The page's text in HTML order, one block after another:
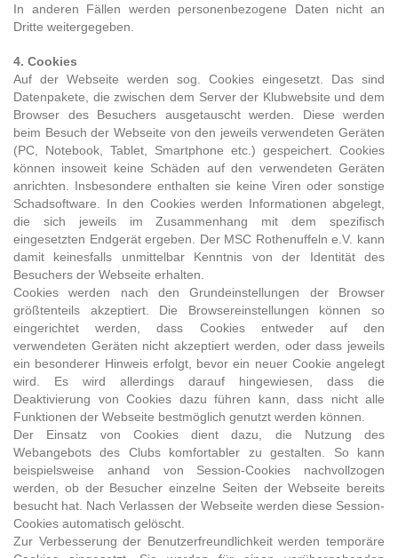
In anderen Fällen werden personenbezogene Daten nicht an
Dritte weitergegeben.
4. Cookies
Auf der Webseite werden sog. Cookies eingesetzt. Das sind
Datenpakete, die zwischen dem Server der Klubwebsite und dem
Browser des Besuchers ausgetauscht werden. Diese werden
beim Besuch der Webseite von den jeweils verwendeten Geräten
(PC, Notebook, Tablet, Smartphone etc.) gespeichert. Cookies
können insoweit keine Schäden auf den verwendeten Geräten
anrichten. Insbesondere enthalten sie keine Viren oder sonstige
Schadsoftware. In den Cookies werden Informationen abgelegt,
die sich jeweils im Zusammenhang mit dem spezifisch
eingesetzten Endgerät ergeben. Der MSC Rothenuffeln e.V. kann
damit keinesfalls unmittelbar Kenntnis von der Identität des
Besuchers der Webseite erhalten.
Cookies werden nach den Grundeinstellungen der Browser
größtenteils akzeptiert. Die Browsereinstellungen können so
eingerichtet werden, dass Cookies entweder auf den
verwendeten Geräten nicht akzeptiert werden, oder dass jeweils
ein besonderer Hinweis erfolgt, bevor ein neuer Cookie angelegt
wird. Es wird allerdings darauf hingewiesen, dass die
Deaktivierung von Cookies dazu führen kann, dass nicht alle
Funktionen der Webseite bestmöglich genutzt werden können.
Der Einsatz von Cookies dient dazu, die Nutzung des
Webangebots des Clubs komfortabler zu gestalten. So kann
beispielsweise anhand von Session-Cookies nachvollzogen
werden, ob der Besucher einzelne Seiten der Webseite bereits
besucht hat. Nach Verlassen der Webseite werden diese Session-
Cookies automatisch gelöscht.
Zur Verbesserung der Benutzerfreundlichkeit werden temporäre